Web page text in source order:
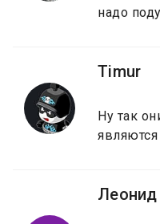
надо
Timur
Ну так
Леонид